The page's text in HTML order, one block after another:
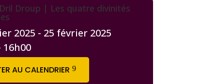
Droup | Les quatre divinités
2025 - 25 février 2025
16h00
AU CALENDRIER